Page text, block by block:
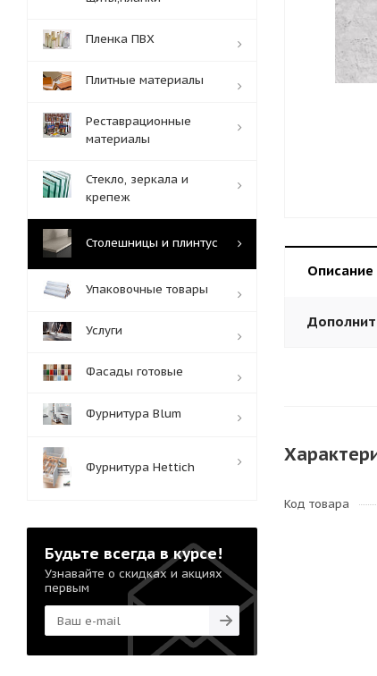
Описание
Код товара
Пленка ПВХ
Плитные материалы
Реставрационные
материалы
Стекло, зеркала и
крепеж
Столешницы и плинтус
Упаковочные товары
Услуги
Фасады готовые
Фурнитура Blum
Фурнитура Hettich
Будьте всегда в курсе!
Узнавайте о скидках и акциях
первым